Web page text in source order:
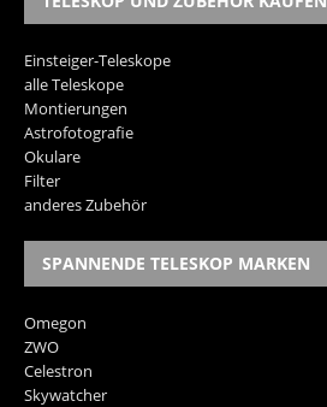
Einsteiger-Teleskope
alle Teleskope
Montierungen
Astrofotografie
Okulare
Filter
anderes Zubehör
SPANNENDE TELESKOP MARKEN
Omegon
ZWO
Celestron
Skywatcher